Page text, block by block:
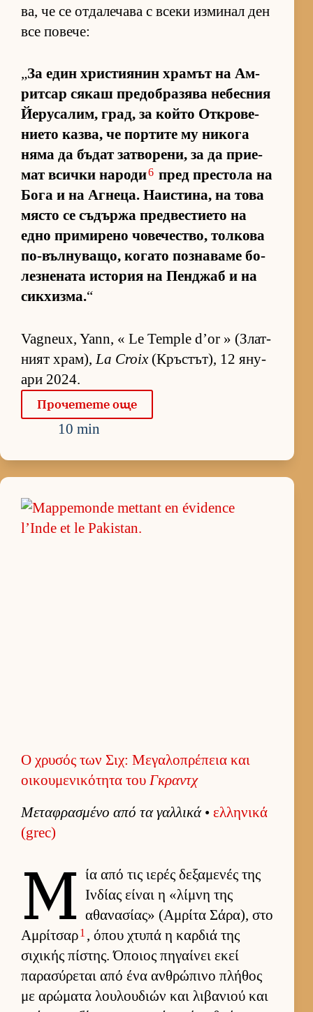
ва, че се от­да­ле­чава с всеки из­ми­нал ден
все по­ве­че:
„За един хрис­ти­я­нин хра­мът на Ам­
рит­сар ся­каш пре­доб­ра­зява не­бес­ния
Йе­ру­са­лим, град, за който От­к­ро­ве­
ни­ето каз­ва, че пор­тите му ни­кога
няма да бъ­дат зат­во­ре­ни, за да при­е­
мат всички на­роди6 пред прес­тола на
Бога и на Аг­не­ца. На­ис­ти­на, на това
място се съ­държа пред­вес­ти­ето на
едно при­ми­рено чо­ве­чес­т­во, тол­кова
по-въл­ну­ва­що, ко­гато поз­на­ваме бо­
лез­не­ната ис­то­рия на Пен­джаб и на
сик­хиз­ма.“
Vagneux, Yann, « Le Temple d’or » (Злат­
ният храм),La Croix (Кръс­тът), 12 яну­
ари 2024.
Про­че­тете още
10 min
Ο χρυσός των Σιχ: Μεγαλοπρέπεια και
οικουμενικότητα του Γκραντχ
Μεταφρασμένο από τα γαλ­λικά• ελ­ληνικά
(grec)
Μ ία από τις ιε­ρές δεξαμενές της
Ιν­δίας εί­ναι η «λίμνη της
αθανασίας» (Αμ­ρίτα Σάρα), στο
Αμ­ρίτσαρ1 , όπου χτυπά η καρ­διά της
σιχικής πίστης. Όποιος πηγαί­νει εκεί
παρασύρεται από ένα αν­θρώπινο πλήθος
με αρώματα λου­λου­διών και λιβανιού και